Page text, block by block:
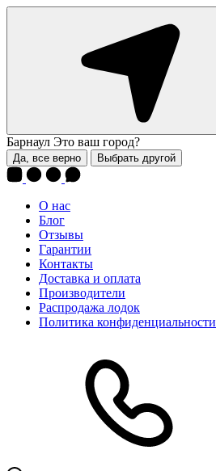
Барнаул Это ваш город?
Да, все верно Выбрать другой
О нас
Блог
Отзывы
Гарантии
Контакты
Доставка и оплата
Производители
Распродажа лодок
Политика конфиденциальности